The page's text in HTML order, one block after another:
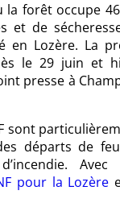
la forêt occupe
et de
en Lozère. La
le 29 juin et
presse à
sont
départs de
pour la Lozère